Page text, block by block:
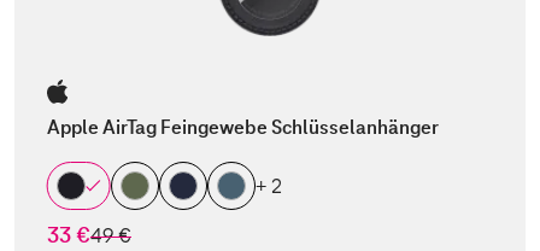
Apple AirTag Feingewebe Schlüsselanhänger
+ 2
33 €statt
49 €